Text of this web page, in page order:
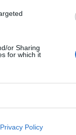
or Sharing
for which it
Privacy Policy
karo